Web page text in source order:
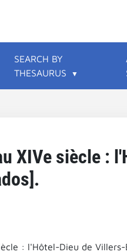
SEARCH BY
THESAURUS
XIVe siècle :
: l'Hôtel-Dieu de